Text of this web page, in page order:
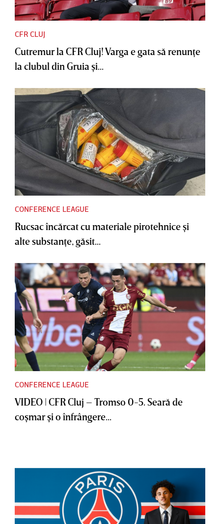
CFR CLUJ
Cutremur la CFR Cluj! Varga e gata să renunţe
la clubul din Gruia şi...
CONFERENCE LEAGUE
Rucsac încărcat cu materiale pirotehnice şi
alte substanţe, găsit...
CONFERENCE LEAGUE
VIDEO | CFR Cluj – Tromso 0-5. Seară de
coşmar şi o înfrângere...